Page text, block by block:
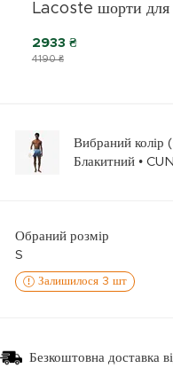
Lacoste шорти для
4190 ₴
2933 ₴
Вибраний колір
Блакитний • CUN
Обраний розмір
S
Залишилося 3 шт
Безкоштовна доставка